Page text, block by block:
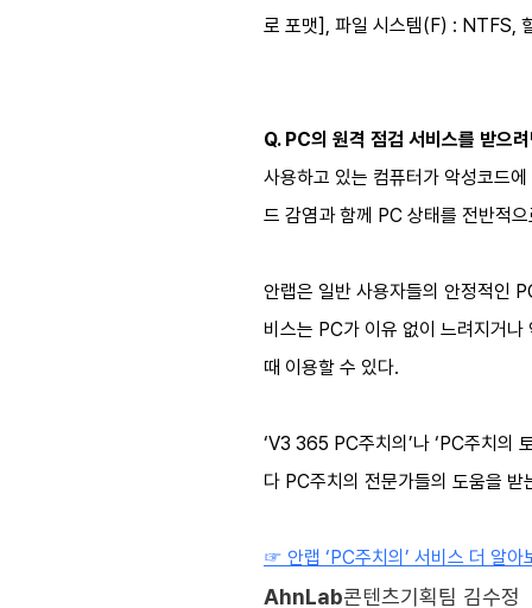
로 포맷], 파일 시스템(F) : NTFS,
Q. PC의 원격 점검 서비스를 받으
사용하고 있는 컴퓨터가 악성코드
드 감염과 함께 PC 상태를 전반적
안랩은 일반 사용자들의 안정적인
비스는 PC가 이유 없이 느려지거
때 이용할 수 있다.
‘V3 365 PC주치의’나 ‘PC주치의
다 PC주치의 전문가들의 도움을 받
☞ 안랩 ‘PC주치의’ 서비스 더 알아
AhnLab콘텐츠기획팀 김수정